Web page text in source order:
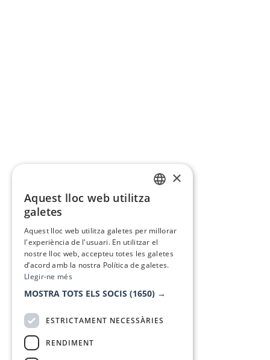
×
Aquest lloc web utilitza
galetes
Aquest lloc web utilitza galetes per millorar
l'experiència de l'usuari. En utilitzar el
nostre lloc web, accepteu totes les galetes
d’acord amb la nostra Política de galetes.
Llegir-ne més
MOSTRA TOTS ELS SOCIS (1650) →
ESTRICTAMENT NECESSÀRIES
RENDIMENT